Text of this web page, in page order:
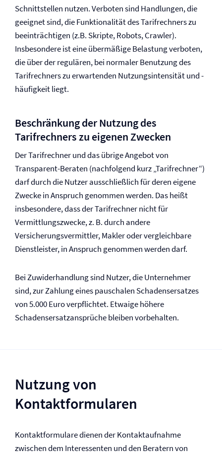
Schnittstellen nutzen. Verboten sind Handlungen, die
geeignet sind, die Funktionalität des Tarifrechners zu
beeinträchtigen (z.B. Skripte, Robots, Crawler).
Insbesondere ist eine übermäßige Belastung verboten,
die über der regulären, bei normaler Benutzung des
Tarifrechners zu erwartenden Nutzungsintensität und -
häufigkeit liegt.
Beschränkung der Nutzung des
Tarifrechners zu eigenen Zwecken
Der Tarifrechner und das übrige Angebot von
Transparent-Beraten (nachfolgend kurz „Tarifrechner“)
darf durch die Nutzer ausschließlich für deren eigene
Zwecke in Anspruch genommen werden. Das heißt
insbesondere, dass der Tarifrechner nicht für
Vermittlungszwecke, z. B. durch andere
Versicherungsvermittler, Makler oder vergleichbare
Dienstleister, in Anspruch genommen werden darf.
Bei Zuwiderhandlung sind Nutzer, die Unternehmer
sind, zur Zahlung eines pauschalen Schadensersatzes
von 5.000 Euro verpflichtet. Etwaige höhere
Schadensersatzansprüche bleiben vorbehalten.
Nutzung von
Kontaktformularen
Kontaktformulare dienen der Kontaktaufnahme
zwischen dem Interessenten und den Beratern von